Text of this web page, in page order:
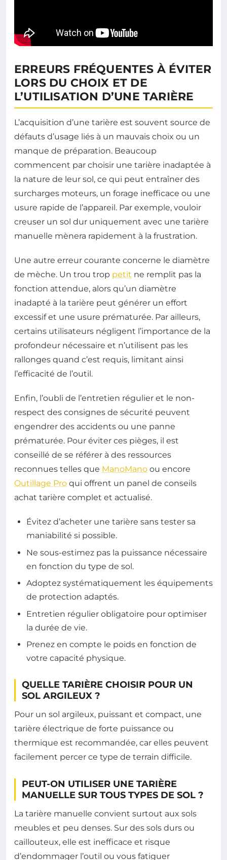
ERREURS FRÉQUENTES À ÉVITER
LORS DU CHOIX ET DE
L’UTILISATION D’UNE TARIÈRE
L’acquisition d’une tarière est souvent source de
défauts d’usage liés à un mauvais choix ou un
manque de préparation. Beaucoup
commencent par choisir une tarière inadaptée à
la nature de leur sol, ce qui peut entraîner des
surcharges moteurs, un forage inefficace ou une
usure rapide de l’appareil. Par exemple, vouloir
creuser un sol dur uniquement avec une tarière
manuelle mènera rapidement à la frustration.
Une autre erreur courante concerne le diamètre
de mèche. Un trou trop petit ne remplit pas la
fonction attendue, alors qu’un diamètre
inadapté à la tarière peut générer un effort
excessif et une usure prématurée. Par ailleurs,
certains utilisateurs négligent l’importance de la
profondeur nécessaire et n’utilisent pas les
rallonges quand c’est requis, limitant ainsi
l’efficacité de l’outil.
Enfin, l’oubli de l’entretien régulier et le non-
respect des consignes de sécurité peuvent
engendrer des accidents ou une panne
prématurée. Pour éviter ces pièges, il est
conseillé de se référer à des ressources
reconnues telles que ManoMano ou encore
Outillage Pro qui offrent un panel de conseils
achat tarière complet et actualisé.
Évitez d’acheter une tarière sans tester sa
maniabilité si possible.
Ne sous-estimez pas la puissance nécessaire
en fonction du type de sol.
Adoptez systématiquement les équipements
de protection adaptés.
Entretien régulier obligatoire pour optimiser
la durée de vie.
Prenez en compte le poids en fonction de
votre capacité physique.
QUELLE TARIÈRE CHOISIR POUR UN
SOL ARGILEUX ?
Pour un sol argileux, puissant et compact, une
tarière électrique de forte puissance ou
thermique est recommandée, car elles peuvent
facilement percer ce type de terrain difficile.
PEUT-ON UTILISER UNE TARIÈRE
MANUELLE SUR TOUS TYPES DE SOL ?
La tarière manuelle convient surtout aux sols
meubles et peu denses. Sur des sols durs ou
caillouteux, elle est inefficace et risque
d’endommager l’outil ou vous fatiguer